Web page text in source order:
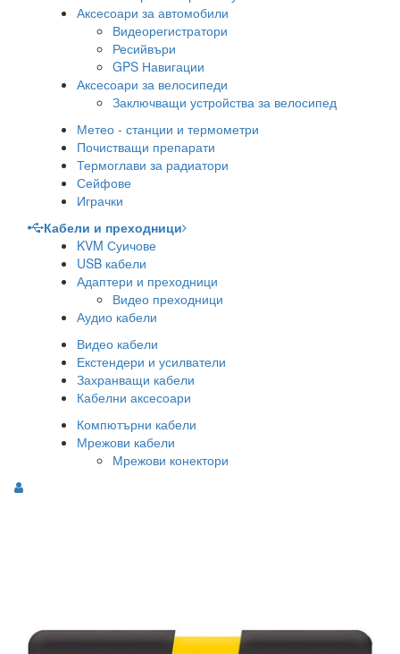
Аксесоари за автомобили
Видеорегистратори
Ресийвъри
GPS Навигации
Аксесоари за велосипеди
Заключващи устройства за велосипед
Метео - станции и термометри
Почистващи препарати
Термоглави за радиатори
Сейфове
Играчки
Кабели и преходници
KVM Суичове
USB кабели
Адаптери и преходници
Видео преходници
Аудио кабели
Видео кабели
Екстендери и усилватели
Захранващи кабели
Кабелни аксесоари
Компютърни кабели
Мрежови кабели
Мрежови конектори